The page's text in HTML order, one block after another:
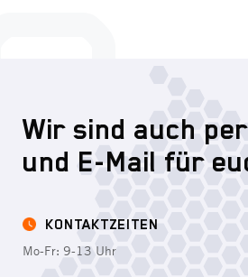
Wir sind auch
und E-Mail für
KONTAKTZEITEN
Mo-Fr: 9-13 Uhr